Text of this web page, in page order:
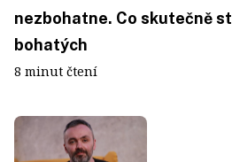
nezbohatne. Co skutečně
bohatých
8 minut čtení